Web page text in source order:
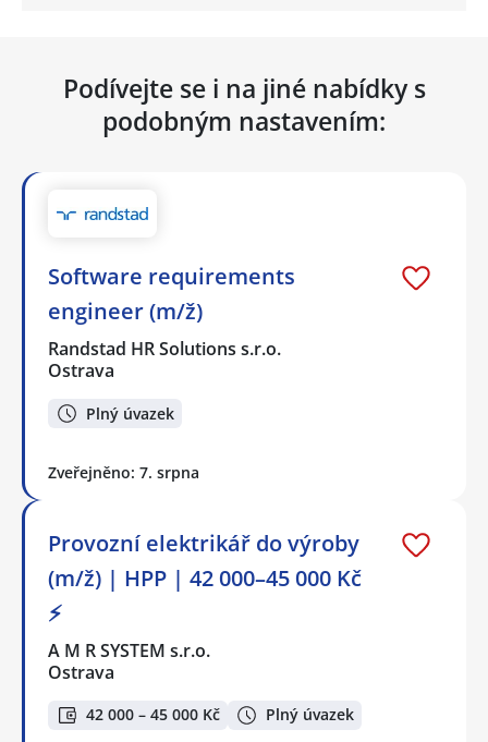
Podívejte se i na jiné nabídky s
podobným nastavením:
Software requirements
engineer (m/ž)
Randstad HR Solutions s.r.o.
Ostrava
Plný úvazek
Zveřejněno: 7. srpna
Provozní elektrikář do výroby
(m/ž) | HPP | 42 000–45 000 Kč
⚡
A M R SYSTEM s.r.o.
Ostrava
42 000 – 45 000 Kč Plný úvazek